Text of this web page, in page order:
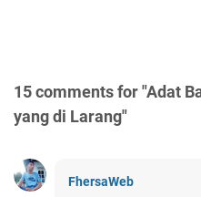
15 comments for "Adat
yang di Larang"
FhersaWeb